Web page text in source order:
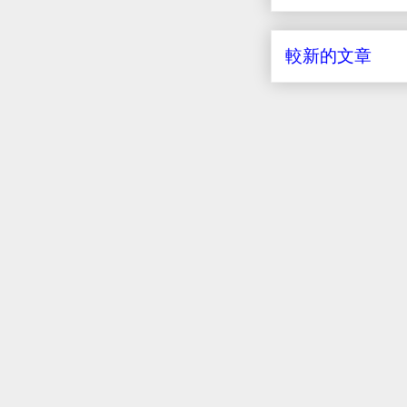
較新的文章